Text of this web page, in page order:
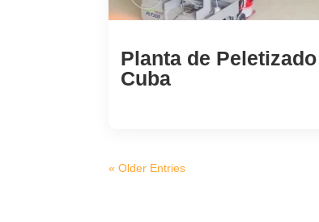
Planta de
Cuba
« Older Entries